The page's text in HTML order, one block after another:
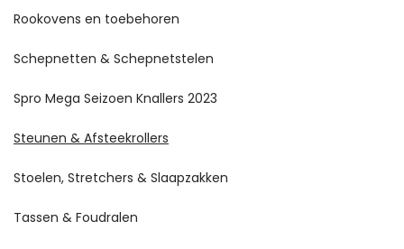
Rookovens en toebehoren
Schepnetten & Schepnetstelen
Spro Mega Seizoen Knallers 2023
Steunen & Afsteekrollers
Stoelen, Stretchers & Slaapzakken
Tassen & Foudralen